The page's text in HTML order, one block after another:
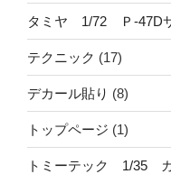
タミヤ 1/72 Ｐ-47D
テクニック (17)
デカール貼り (8)
トップページ (1)
トミーテック 1/35